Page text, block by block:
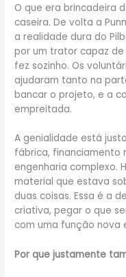
O que era brincadeira
caseira. De volta a
a realidade dura do
por um trator capaz de
fez sozinho. Os
ajudaram tanto na
bancar o projeto, e a
empreitada.
A genialidade está
fábrica, financiamento
engenharia complexo.
material que estava
duas coisas. Essa é a
criativa, pegar o que
com uma função nova
Por que justamente